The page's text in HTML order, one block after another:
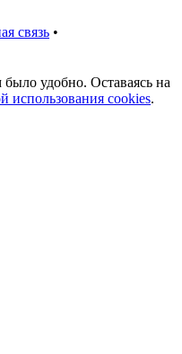
связь •
удобно. Оставаясь на
использования cookies.